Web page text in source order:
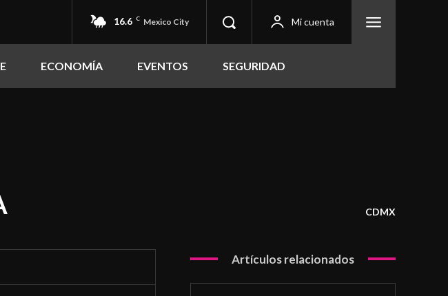
16.6 C Mexico City Mi cuenta
ECONOMÍA EVENTOS SEGURIDAD
CDMX
Artículos relacionados